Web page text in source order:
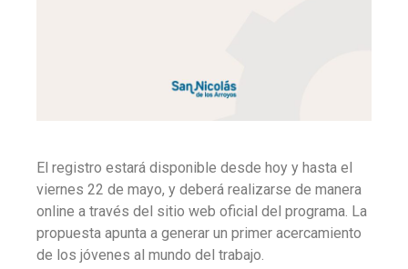
El registro estará disponible desde hoy y hasta el
viernes 22 de mayo, y deberá realizarse de manera
online a través del sitio web oficial del programa. La
propuesta apunta a generar un primer acercamiento
de los jóvenes al mundo del trabajo.